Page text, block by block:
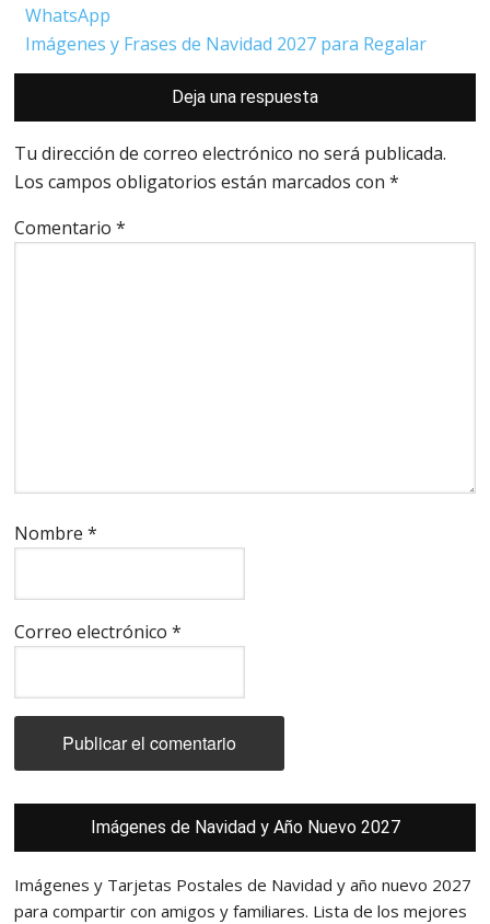
WhatsApp
Imágenes y Frases de Navidad 2027 para Regalar
los
lectores
Deja una respuesta
Tu dirección de correo electrónico no será publicada.
Los campos obligatorios están marcados con*
Comentario*
Nombre*
Correo electrónico*
principal
Imágenes de Navidad y Año Nuevo 2027
Imágenes y Tarjetas Postales de Navidad y año nuevo 2027
para compartir con amigos y familiares. Lista de los mejores